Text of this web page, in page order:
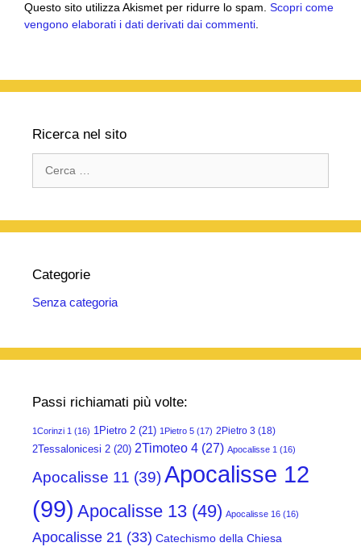
Questo sito utilizza Akismet per ridurre lo spam. Scopri come
vengono elaborati i dati derivati dai commenti.
Ricerca nel sito
per:
Categorie
Senza categoria
Passi richiamati più volte:
1Corinzi 1 (16) 1Pietro 2 (21) 1Pietro 5 (17) 2Pietro 3 (18)
2Tessalonicesi 2 (20) 2Timoteo 4 (27) Apocalisse 1 (16)
Apocalisse 11 (39)Apocalisse 12
(99) Apocalisse 13 (49) Apocalisse 16 (16)
Apocalisse 21 (33) Catechismo della Chiesa